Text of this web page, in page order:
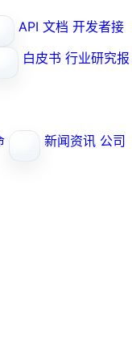
API 文档 开发者接
白皮书 行业研究报
新闻资讯 公司